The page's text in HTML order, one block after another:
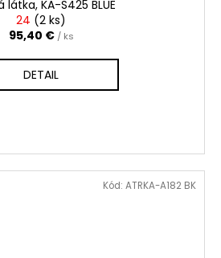
látka, KA-S425 BLUE
24 (2 ks)
95,40 € / ks
DETAIL
Kód: ATRKA-A182 BK